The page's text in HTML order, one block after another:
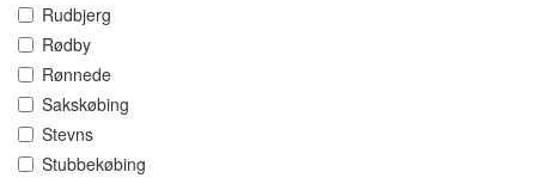
Rudbjerg
Rødby
Rønnede
Sakskøbing
Stevns
Stubbekøbing